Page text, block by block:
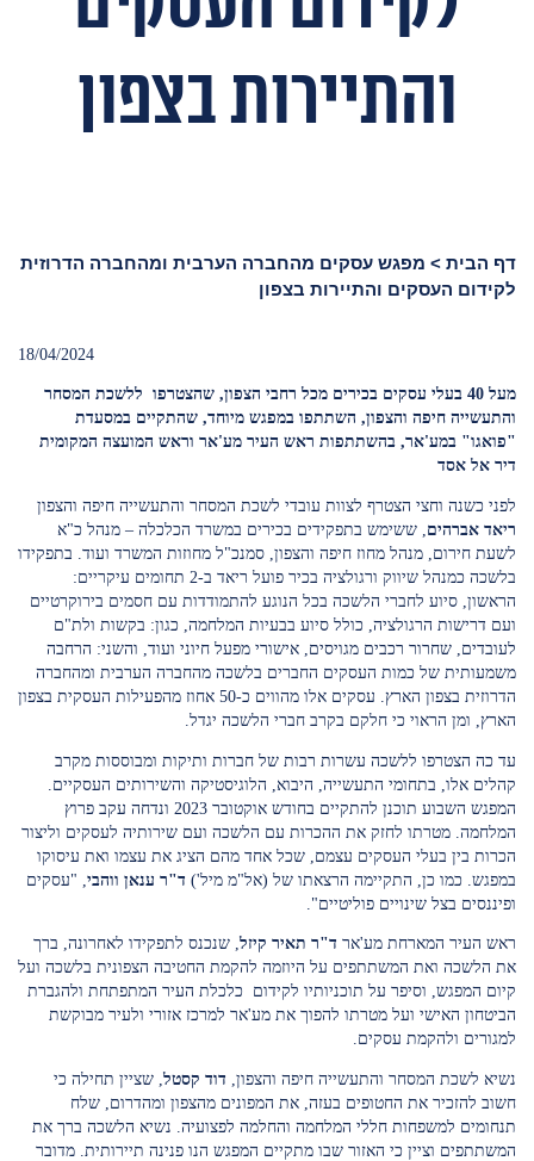
והתיירות בצפון
דף הבית > מפגש עסקים מהחברה הערבית ומהחברה הדרוזית
לקידום העסקים והתיירות בצפון
18/04/2024
מעל 40 בעלי עסקים בכירים מכל רחבי הצפון, שהצטרפו ללשכת המסחר
והתעשייה חיפה והצפון, השתתפו במפגש מיוחד, שהתקיים במסעדת
"פואגו" במע'אר, בהשתתפות ראש העיר מע'אר וראש המועצה המקומית
דיר אל אסד
לפני כשנה וחצי הצטרף לצוות עובדי לשכת המסחר והתעשייה חיפה והצפון
ריאד אברהים , ששימש בתפקידים בכירים במשרד הכלכלה – מנהל כ"א
לשעת חירום, מנהל מחוז חיפה והצפון, סמנכ"ל מחוזות המשרד ועוד. בתפקידו
בלשכה כמנהל שיווק ורגולציה בכיר פועל ריאד ב-2 תחומים עיקריים:
הראשון, סיוע לחברי הלשכה בכל הנוגע להתמודדות עם חסמים בירוקרטיים
ועם דרישות הרגולציה, כולל סיוע בבעיות המלחמה, כגון: בקשות ולת"ם
לעובדים, שחרור רכבים מגויסים, אישורי מפעל חיוני ועוד, והשני: הרחבה
משמעותית של כמות העסקים החברים בלשכה מהחברה הערבית ומהחברה
הדרוזית בצפון הארץ. עסקים אלו מהווים כ-50 אחוז מהפעילות העסקית בצפון
הארץ, ומן הראוי כי חלקם בקרב חברי הלשכה יגדל.
עד כה הצטרפו ללשכה עשרות רבות של חברות ותיקות ומבוססות מקרב
קהלים אלו, בתחומי התעשייה, היבוא, הלוגיסטיקה והשירותים העסקיים.
המפגש השבוע תוכנן להתקיים בחודש אוקטובר 2023 ונדחה עקב פרוץ
המלחמה. מטרתו לחזק את ההכרות עם הלשכה ועם שירותיה לעסקים וליצור
הכרות בין בעלי העסקים עצמם, שכל אחד מהם הציג את עצמו ואת עיסוקו
במפגש. כמו כן, התקיימה הרצאתו של (אל"מ מיל') ד"ר ענאן ווהבי , "עסקים
ופיננסים בצל שינויים פוליטיים".
ראש העיר המארחת מע'אר ד"ר תאיר קיזל, שנכנס לתפקידו לאחרונה, ברך
את הלשכה ואת המשתתפים על היוזמה להקמת החטיבה הצפונית בלשכה ועל
קיום המפגש, וסיפר על תוכניותיו לקידום כלכלת העיר המתפתחת ולהגברת
הביטחון האישי ועל מטרתו להפוך את מע'אר למרכז אזורי ולעיר מבוקשת
למגורים ולהקמת עסקים.
נשיא לשכת המסחר והתעשייה חיפה והצפון, דוד קסטל , שציין תחילה כי
חשוב להזכיר את החטופים בעזה, את המפונים מהצפון ומהדרום, שלח
תנחומים למשפחות חללי המלחמה והחלמה לפצועיה. נשיא הלשכה ברך את
המשתתפים וציין כי האזור שבו מתקיים המפגש הנו פנינה תיירותית. מדובר